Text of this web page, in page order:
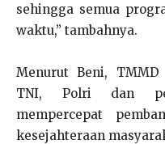
sehingga semua
waktu,” tambahnya.
Menurut Beni, TMMD
TNI, Polri dan
mempercepat
kesejahteraan